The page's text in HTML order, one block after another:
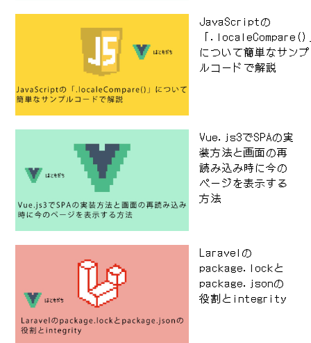
JavaScriptの
「.localeCompare()
について簡単なサンプ
ルコードで解説
Vue.js3でSPAの実
装方法と画面の再
読み込み時に今の
ページを表示する
方法
Laravelの
package.lockと
package.jsonの
役割とintegrity